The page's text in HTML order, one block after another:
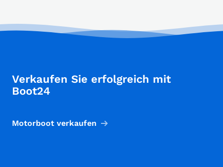
Verkaufen Sie erfolgreich mit
Boot24
Motorboot verkaufen